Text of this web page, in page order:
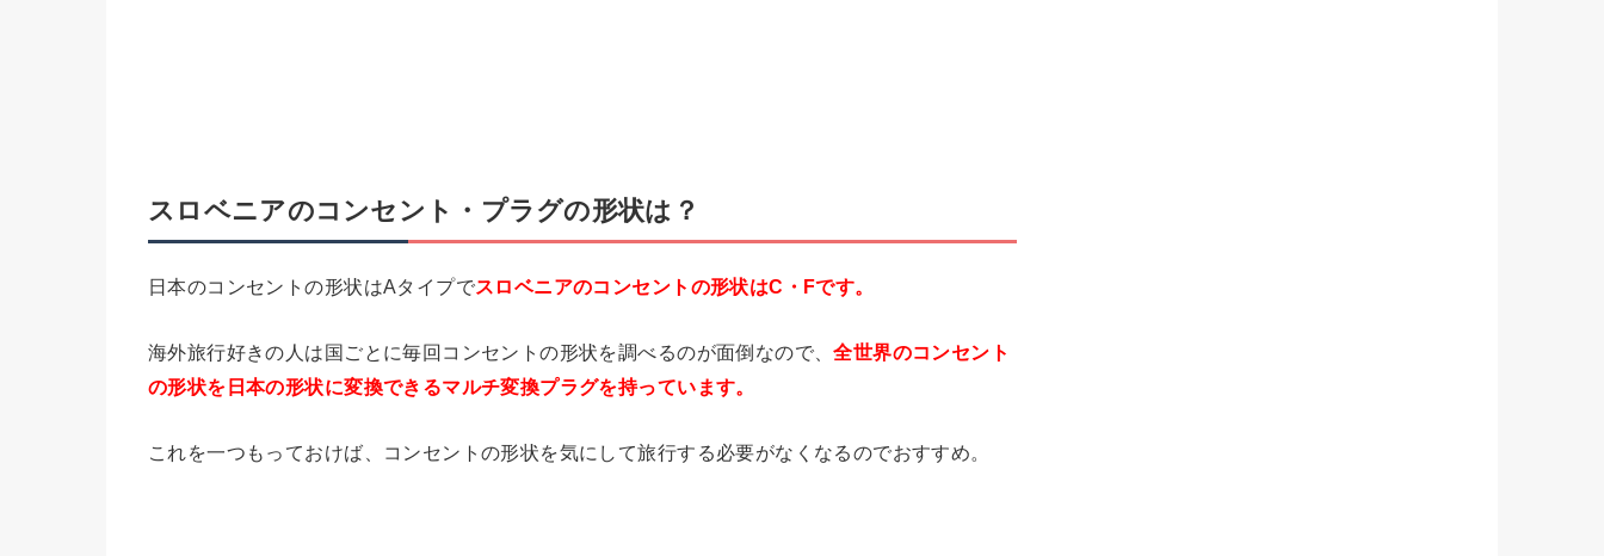
スロベニアのコンセント・プラグの形状は？
日本のコンセントの形状はAタイプでスロベニアのコンセントの形状はC・Fです。
海外旅行好きの人は国ごとに毎回コンセントの形状を調べるのが面倒なので、全世界のコンセント
の形状を日本の形状に変換できるマルチ変換プラグを持っています。
これを一つもっておけば、コンセントの形状を気にして旅行する必要がなくなるのでおすすめ。